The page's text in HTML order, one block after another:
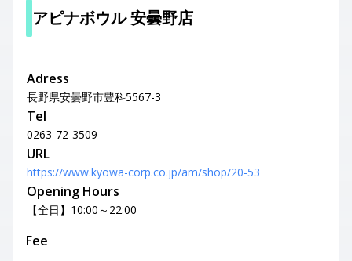
アピナボウル 安曇野店
Adress
長野県安曇野市豊科5567-3
Tel
0263-72-3509
URL
https://www.kyowa-corp.co.jp/am/shop/20-53
Opening Hours
【全日】10:00～22:00
Fee